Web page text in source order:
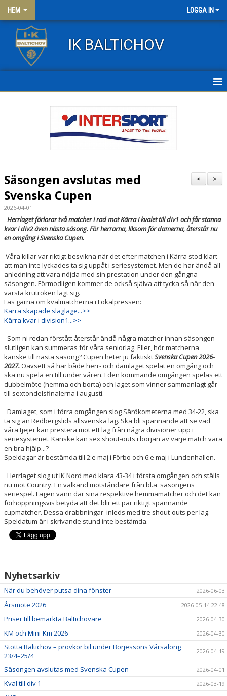
HEM LOGGA IN
IK BALTICHOV
FRITIDSKORTET
KLÄDER
KALENDER
VÅRA LAG & LEDARE
MATCHER
ÅRSMÖTEN
SPONSORER
>
<
Säsongen avslutas med
Svenska Cupen
2026-04-01
Herrlaget förlorar två matcher i rad mot Kärra i kvalet till div1 och får stanna
kvar i div2 även nästa säsong. För herrarna, liksom för damerna, återstår nu
en omgång i Svenska Cupen.
Våra killar var riktigt besvikna när det efter matchen i Kärra stod klart
att man inte lyckades ta sig uppåt i seriesystemet. Men de har ändå all
anledning att vara nöjda med sin prestation under den gångna
säsongen. Förmodligen kommer de också själva att tycka så när den
värsta krutröken lagt sig.
Läs gärna om kvalmatcherna i Lokalpressen:
Kärra skapade slagläge...>>
Kärra kvar i division1...>>
Som ni redan förstått återstår ändå några matcher innan säsongen
slutligen kan summeras för våra seniorlag. Eller, hör matcherna
kanske till nästa säsong? Cupen heter ju faktisktSvenska Cupen 2026-
2027.Oavsett så har både herr- och damlaget spelat en omgång och
ska nu spela en till under våren. I den kommande omgången spelas ett
dubbelmöte (hemma och borta) och laget som vinner sammanlagt går
till sextondelsfinalerna i augusti.
Damlaget, som i förra omgången slog Särökometerna med 34-22, ska
ta sig an Redbergslids allsvenska lag. Ska bli spännande att se vad
våra tjejer kan prestera mot ett lag från några divisioner upp i
seriesystemet. Kanske kan sex shout-outs i början av varje match vara
en bra hjälp...?
Speldagar är bestämda till 2:e maj i Förbo och 6:e maj i Lundenhallen.
Herrlaget slog ut IK Nord med klara 43-34 i första omgången och ställs
nu mot Country. En välkänd motståndare från bl.a säsongens
seriespel. Lagen vann där sina respektive hemmamatcher och det kan
förhoppningsvis betyda att det blir ett par riktigt spännande
cupmatcher. Dessa drabbningar inleds med tre shout-outs per lag.
Speldatum är i skrivande stund inte bestämda.
Nyhetsarkiv
När du behöver putsa dina fönster 2026-06-03
Årsmöte 2026 2026-05-14 22:48
Priser till bemärkta Baltichovare 2026-04-30
KM och Mini-Km 2026 2026-04-30
Stötta Baltichov – provkör bil under Börjessons Vårsalong
23/4–25/4
2026-04-19
Säsongen avslutas med Svenska Cupen 2026-04-01
Kval till div 1 2026-03-19